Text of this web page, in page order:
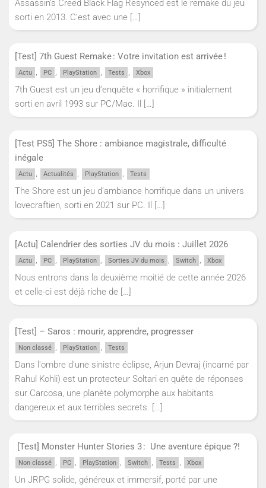
Assassin’s Creed Black Flag Resynced est le remake du jeu
sorti en 2013. C’est avec une […]
[Test] 7th Guest Remake : Votre invitation est arrivée !
Actu , PC , PlayStation , Tests , Xbox
7th Guest est un jeu d’enquête « horrifique » initialement
sorti en avril 1993 sur PC/Mac. Il
[…]
[Test PS5] The Shore : ambiance magistrale, difficulté
inégale
Actu , Actualités , PlayStation , Tests
The Shore est un jeu d’ambiance horrifique dans un univers
lovecraftien, sorti en 2021 sur PC. Il […]
[Actu] Calendrier des sorties JV du mois : Juillet 2026
Actu , PC , PlayStation , Sorties JV du mois , Switch , Xbox
Nous entrons dans la deuxième moitié de cette année 2026
et celle-ci est déjà riche de […]
[Test] – Saros : mourir, apprendre, progresser
Non classé , PlayStation , Tests
Dans l'ombre d'une sinistre éclipse, Arjun Devraj (incarné par
Rahul Kohli) est un protecteur Soltari en quête de réponses
sur Carcosa, une planète polymorphe aux habitants
dangereux et aux terribles secrets. […]
[Test] Monster Hunter Stories 3 : Une aventure épique ?!
Non classé , PC , PlayStation , Switch , Tests , Xbox
Un JRPG solide, généreux et immersif, porté par une